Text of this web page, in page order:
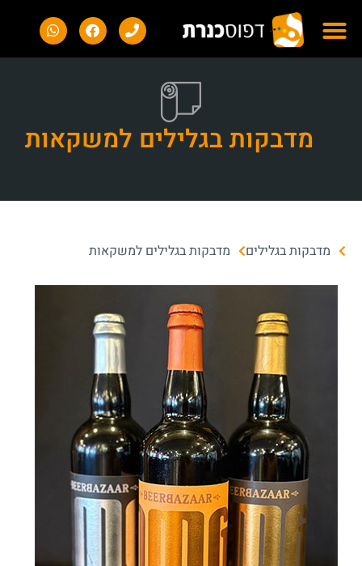
מדבקות בגלילים למשקאות
מדבקות בגלילים מדבקות בגלילים למשקאות